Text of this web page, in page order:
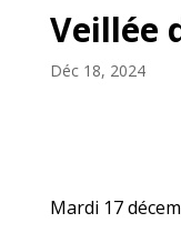
Veillée
Déc 18, 2024
Mardi 17